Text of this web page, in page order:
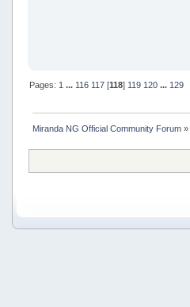
Pages: 1 ... 116 117[118] 119 120 ... 129
Miranda NG Official Community Forum»